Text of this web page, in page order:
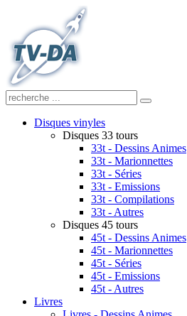
Disques vinyles
Disques 33 tours
33t - Dessins Animes
33t - Marionnettes
33t - Séries
33t - Emissions
33t - Compilations
33t - Autres
Disques 45 tours
45t - Dessins Animes
45t - Marionnettes
45t - Séries
45t - Emissions
45t - Autres
Livres